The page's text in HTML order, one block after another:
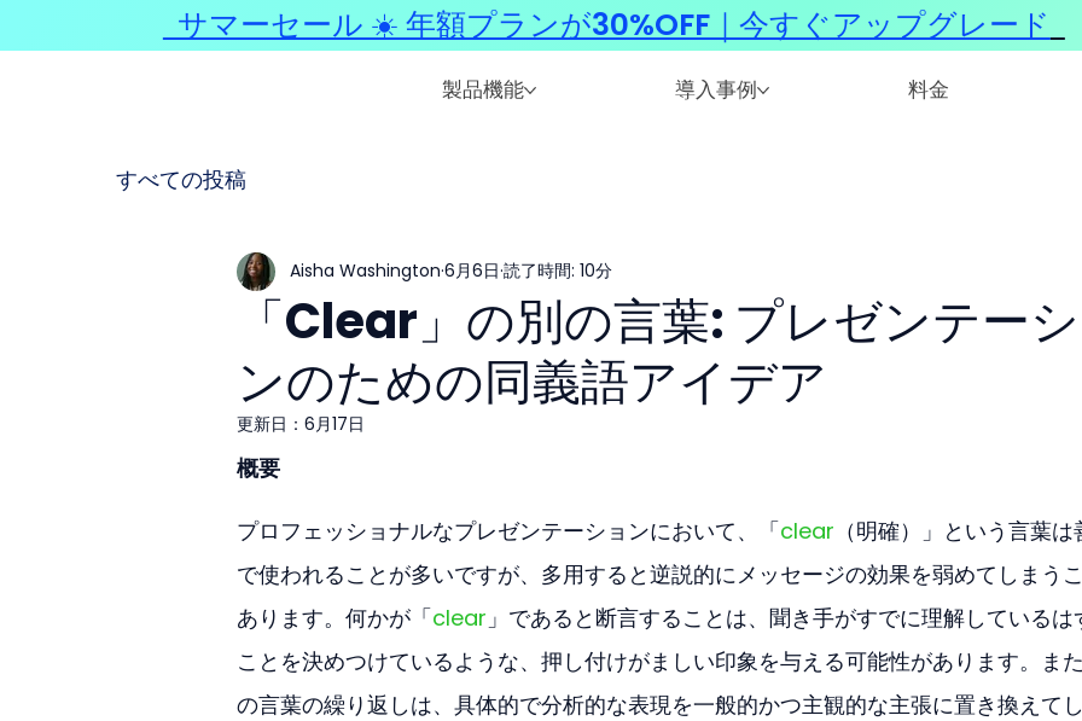
製品機能 導入事例 料金
すべての投稿
「Clear」の別の言葉: プレゼンテー
ンのための同義語アイデア
Aisha Washington 6月6日 読了時間: 10分
更新日： 6月17日
概要
プロフェッショナルなプレゼンテーションにおいて、「clear （明確）」という言葉は
で使われることが多いですが、多用すると逆説的にメッセージの効果を弱めてしまう
あります。何かが「clear 」であると断言することは、聞き手がすでに理解しているは
ことを決めつけているような、押し付けがましい印象を与える可能性があります。ま
の言葉の繰り返しは、具体的で分析的な表現を一般的かつ主観的な主張に置き換えて
サマーセール ☀️ 年額プランが30%OFF｜今すぐアップグレード